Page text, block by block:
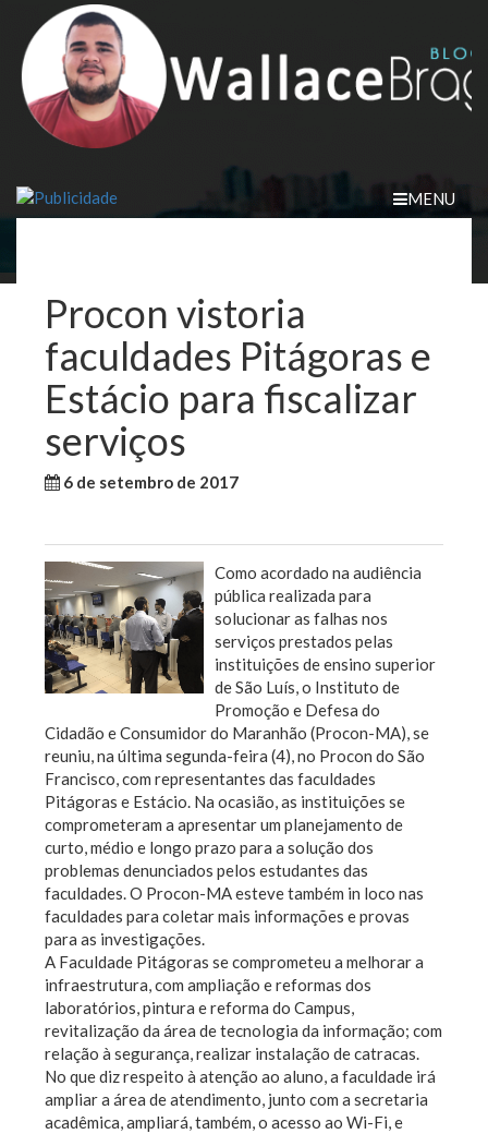
content
MENU
Procon vistoria
faculdades Pitágoras e
Estácio para fiscalizar
serviços
6 de setembro de 2017
Como acordado na audiência
pública realizada para
solucionar as falhas nos
serviços prestados pelas
instituições de ensino superior
de São Luís, o Instituto de
Promoção e Defesa do
Cidadão e Consumidor do Maranhão (Procon-MA), se
reuniu, na última segunda-feira (4), no Procon do São
Francisco, com representantes das faculdades
Pitágoras e Estácio. Na ocasião, as instituições se
comprometeram a apresentar um planejamento de
curto, médio e longo prazo para a solução dos
problemas denunciados pelos estudantes das
faculdades. O Procon-MA esteve também in loco nas
faculdades para coletar mais informações e provas
para as investigações.
A Faculdade Pitágoras se comprometeu a melhorar a
infraestrutura, com ampliação e reformas dos
laboratórios, pintura e reforma do Campus,
revitalização da área de tecnologia da informação; com
relação à segurança, realizar instalação de catracas.
No que diz respeito à atenção ao aluno, a faculdade irá
ampliar a área de atendimento, junto com a secretaria
acadêmica, ampliará, também, o acesso ao Wi-Fi, e